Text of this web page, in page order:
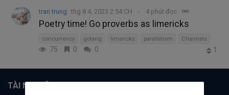
tran trung thg 8 4, 2023 2:54 CH 4 phút đọc
Poetry time! Go proverbs as limericks
concurrency golang limericks parallelism Channels
75 0 0 1
TÀI NGUYÊN